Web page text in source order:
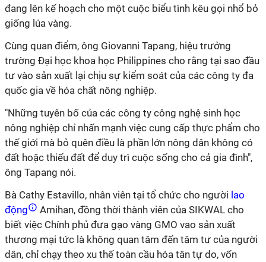
đang lên kế hoạch cho một cuộc biểu tình kêu gọi nhổ bỏ
giống lúa vàng.
Cùng quan điểm, ông Giovanni Tapang, hiệu trưởng
trường Đại học khoa học Philippines cho rằng tại sao đầu
tư vào sản xuất lại chịu sự kiểm soát của các công ty đa
quốc gia về hóa chất nông nghiệp.
"Những tuyên bố của các công ty công nghệ sinh học
nông nghiệp chỉ nhấn mạnh việc cung cấp thực phẩm cho
thế giới mà bỏ quên điều là phần lớn nông dân không có
đất hoặc thiếu đất để duy trì cuộc sống cho cả gia đình",
ông Tapang nói.
Bà Cathy Estavillo, nhân viên tại tổ chức cho người lao
động
Amihan, đồng thời thành viên của SIKWAL cho
biết việc Chính phủ đưa gạo vàng GMO vao sản xuất
thương mại tức là không quan tâm đến tâm tư của người
dân, chỉ chạy theo xu thế toàn cầu hóa tân tự do, vốn